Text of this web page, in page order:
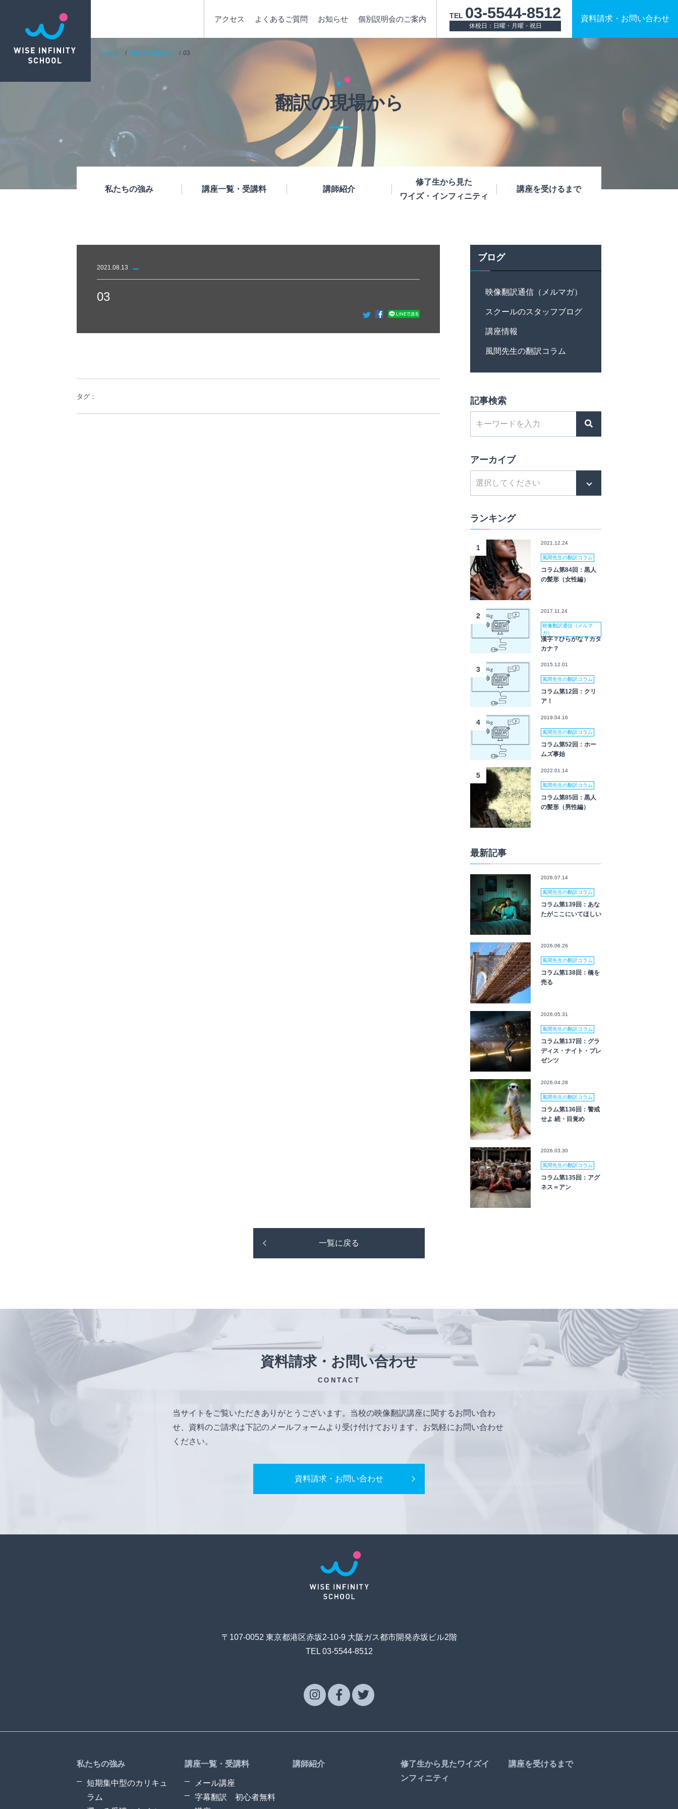
TEL 03-5544-8512
休校日：日曜・月曜・祝日
資料請求 ・ お問い合わせ
私たちの強み 講座一覧・受講料 講師紹介
修了生から見た
ワイズ・インフィニティ
講座を受けるまで
アクセス よくあるご質問 お知らせ 個別説明会のご案内
ホーム 翻訳の現場から 03
翻訳の現場から
2021.08.13
03
タグ：
ブログ
映像翻訳通信（メルマガ）
スクールのスタッフブログ
講座情報
風間先生の翻訳コラム
記事検索
アーカイブ
ランキング
1
2021.12.24
風間先生の翻訳コラム
コラム第84回：黒人
の髪形（女性編）
2
2017.11.24
映像翻訳通信（メルマ
ガ）
漢字？ひらがな？カタ
カナ？
3
2015.12.01
風間先生の翻訳コラム
コラム第12回：クリ
ア！
4
2019.04.16
風間先生の翻訳コラム
コラム第52回：ホー
ムズ事始
5
2022.01.14
風間先生の翻訳コラム
コラム第85回：黒人
の髪形（男性編）
最新記事
2026.07.14
風間先生の翻訳コラム
コラム第139回：あな
たがここにいてほしい
2026.06.26
風間先生の翻訳コラム
コラム第138回：橋を
売る
2026.05.31
風間先生の翻訳コラム
コラム第137回：グラ
ディス・ナイト・プレ
ゼンツ
2026.04.28
風間先生の翻訳コラム
コラム第136回：警戒
せよ 続・目覚め
2026.03.30
風間先生の翻訳コラム
コラム第135回：アグ
ネス＝アン
一覧に戻る
資料請求・お問い合わせ
CONTACT
当サイトをご覧いただきありがとうございます。当校の映像翻訳講座に関するお問い合わ
せ、資料のご請求は下記のメールフォームより受け付けております。お気軽にお問い合わせ
ください。
資料請求・お問い合わせ
〒107-0052 東京都港区赤坂2-10-9 大阪ガス都市開発赤坂ビル2階
TEL 03-5544-8512
私たちの強み
短期集中型のカリキュ
ラム
講座一覧・受講料
メール講座
字幕翻訳 初心者無料
講師紹介
修了生から見たワイズイ
ンフィニティ
講座を受けるまで